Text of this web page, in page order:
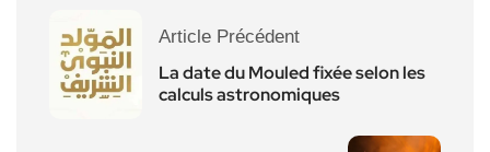
Article Précédent
La date du Mouled fixée selon les
calculs astronomiques